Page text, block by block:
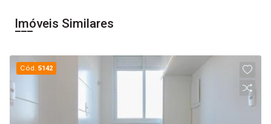
Imóveis Similares
Cód.5142